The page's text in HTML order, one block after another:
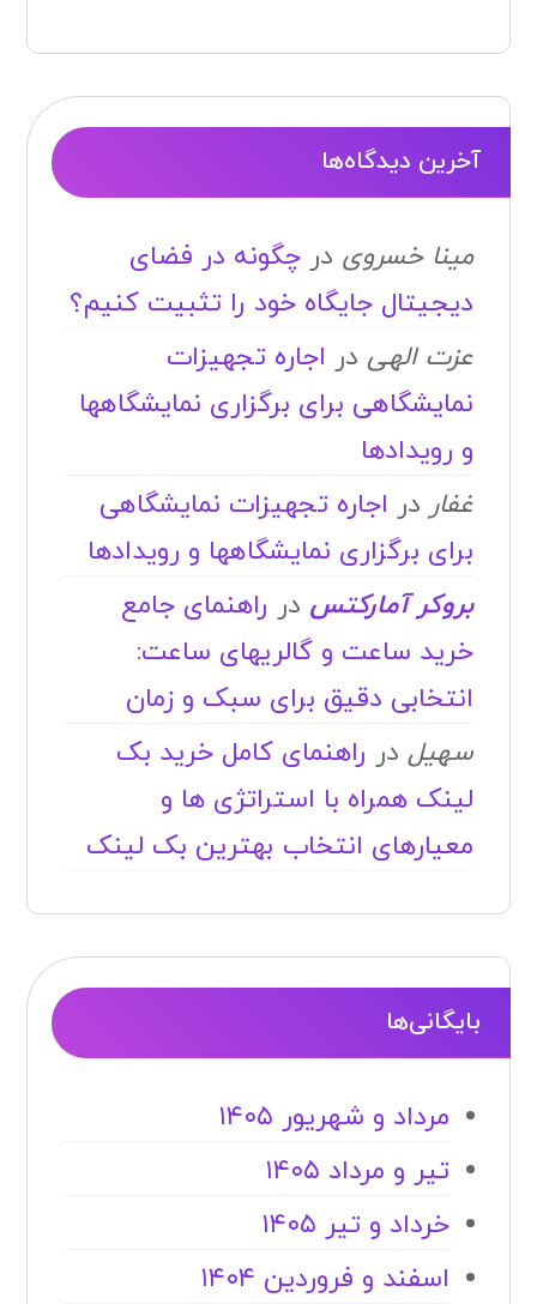
آخرین دیدگاه‌ها
مینا خسروی درچگونه در فضای
دیجیتال جایگاه خود را تثبیت کنیم؟
عزت الهی در اجاره تجهیزات
نمایشگاهی برای برگزاری نمایشگاهها
و رویدادها
غفار در اجاره تجهیزات نمایشگاهی
برای برگزاری نمایشگاهها و رویدادها
بروکر آمارکتس در راهنمای جامع
خرید ساعت و گالریهای ساعت:
انتخابی دقیق برای سبک و زمان
سهیل در راهنمای کامل خرید بک
لینک همراه با استراتژی ها و
معیارهای انتخاب بهترین بک لینک
بایگانی‌ها
مرداد و شهریور ۱۴۰۵
تیر و مرداد ۱۴۰۵
خرداد و تیر ۱۴۰۵
اسفند و فروردین ۱۴۰۴